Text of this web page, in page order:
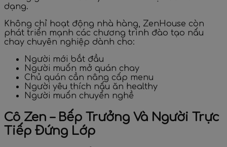
dạng.
Không chỉ hoạt động nhà hàng, ZenHouse còn
phát triển mạnh các chương trình đào tạo nấu
chay chuyên nghiệp dành cho:
Người mới bắt đầu
Người muốn mở quán chay
Chủ quán cần nâng cấp menu
Người yêu thích nấu ăn healthy
Người muốn chuyển nghề
Cô Zen – Bếp Trưởng Và Người Trực
Tiếp Đứng Lớp